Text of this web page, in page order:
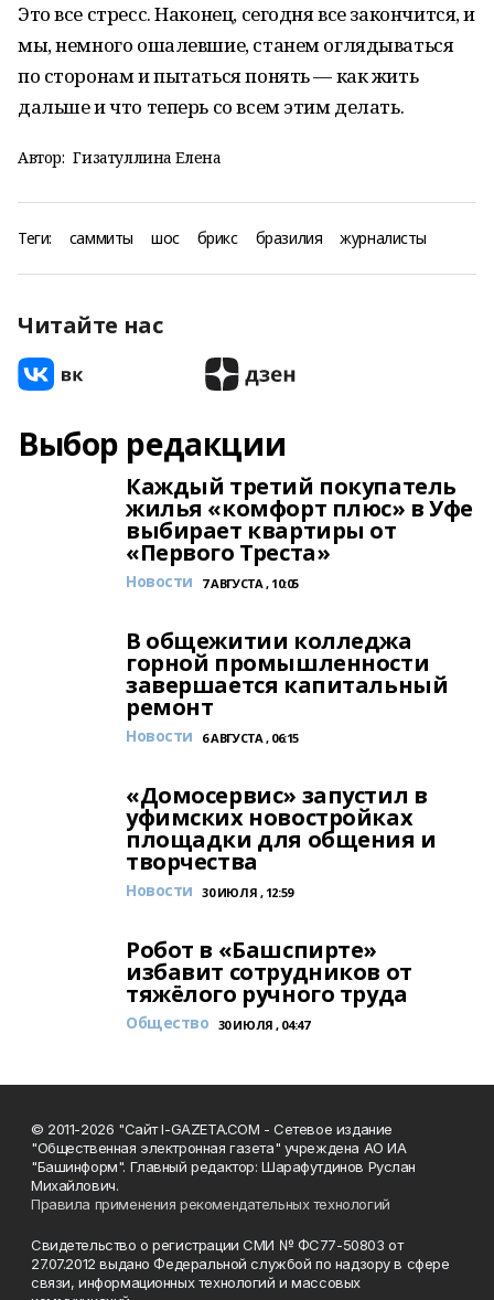
Это все стресс. Наконец, сегодня все закончится, и
мы, немного ошалевшие, станем оглядываться
по сторонам и пытаться понять — как жить
дальше и что теперь со всем этим делать.
Автор: Гизатуллина Елена
Теги: саммиты шос брикс бразилия журналисты
Читайте нас
Выбор редакции
Каждый третий покупатель
жилья «комфорт плюс» в Уфе
выбирает квартиры от
«Первого Треста»
Новости 7 АВГУСТА , 10:05
В общежитии колледжа
горной промышленности
завершается капитальный
ремонт
Новости 6 АВГУСТА , 06:15
«Домосервис» запустил в
уфимских новостройках
площадки для общения и
творчества
Новости 30 ИЮЛЯ , 12:59
Робот в «Башспирте»
избавит сотрудников от
тяжёлого ручного труда
Общество 30 ИЮЛЯ , 04:47
© 2011-2026 "Сайт I-GAZETA.COM - Сетевое издание
"Общественная электронная газета" учреждена АО ИА
"Башинформ". Главный редактор: Шарафутдинов Руслан
Михайлович.
Правила применения рекомендательных технологий
Свидетельство о регистрации СМИ № ФС77-50803 от
27.07.2012 выдано Федеральной службой по надзору в сфере
связи, информационных технологий и массовых